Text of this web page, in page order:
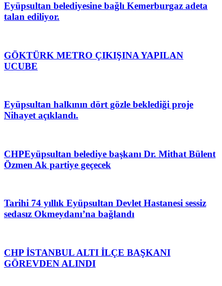
Eyüpsultan belediyesine bağlı Kemerburgaz adeta
talan ediliyor.
GÖKTÜRK METRO ÇIKIŞINA YAPILAN
UCUBE
Eyüpsultan halkının dört gözle beklediği proje
Nihayet açıklandı.
CHPEyüpsultan belediye başkanı Dr. Mithat Bülent
Özmen Ak partiye geçecek
Tarihi 74 yıllık Eyüpsultan Devlet Hastanesi sessiz
sedasız Okmeydanı’na bağlandı
CHP İSTANBUL ALTI İLÇE BAŞKANI
GÖREVDEN ALINDI